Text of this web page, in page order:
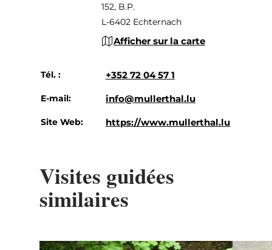
152, B.P.
L-6402 Echternach
Afficher sur la carte
Tél. : +352 72 04 57 1
E-mail: info@mullerthal.lu
Site Web: https://www.mullerthal.lu
Visites guidées
similaires